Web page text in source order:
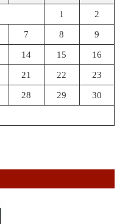
1 2
7 8 9
14 15 16
21 22 23
28 29 30